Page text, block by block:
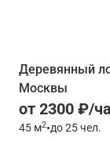
Деревянный
Москвы
от 2300 ₽/
45 м2•до 25 чел.